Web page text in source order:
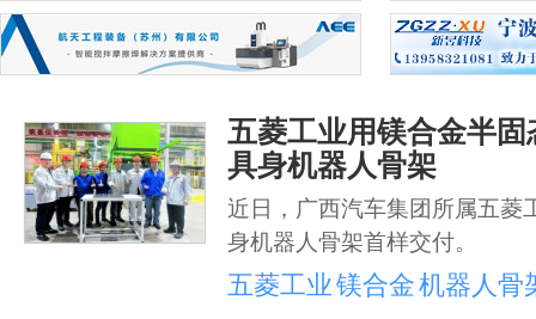
五菱工业用镁合金半
具身机器人骨架
近日，广西汽车集团所属五菱
身机器人骨架首样交付。
五菱工业镁合金机器人骨